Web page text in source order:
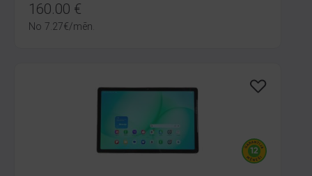
160.00 €
No 7.27€/mēn.